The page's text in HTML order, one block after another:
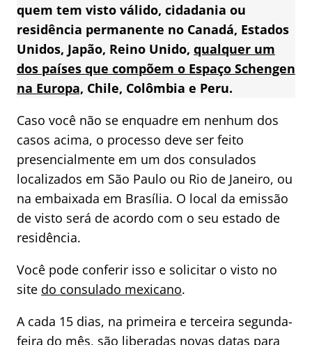
quem tem visto válido, cidadania ou
residência permanente no Canadá, Estados
Unidos, Japão, Reino Unido, qualquer um
dos países que compõem o Espaço Schengen
na Europa, Chile, Colômbia e Peru.
Caso você não se enquadre em nenhum dos
casos acima, o processo deve ser feito
presencialmente em um dos consulados
localizados em São Paulo ou Rio de Janeiro, ou
na embaixada em Brasília. O local da emissão
de visto será de acordo com o seu estado de
residência.
Você pode conferir isso e solicitar o visto no
site do consulado mexicano.
A cada 15 dias, na primeira e terceira segunda-
feira do mês, são liberadas novas datas para